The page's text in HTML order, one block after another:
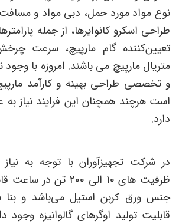
نوع مواد مورد حمل، دبی مواد و مسافت
طراحی اسکرو کانوایرها، از جمله
تعیین‌کننده گام مارپیچ، سرعت
متریال مارپیچ می‌ باشند. امروزه با وجود
و تخصصی طراحی بهینه و کارآمد
است هرچند همچنان این فرایند نیاز
دارد.
در شرکت تجهیزآوران با توجه به
ظرفیت های 10 الی 200
جنس ورق کربن استیل می‌باشد و
قابلیت تولید اوگرهای گالوانیزه